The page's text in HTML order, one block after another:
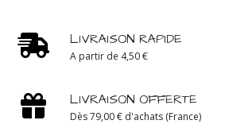
LIVRAISON RAPIDE
A partir de 4,50 €
LIVRAISON OFFERTE
Dès 79,00 € d'achats (France)